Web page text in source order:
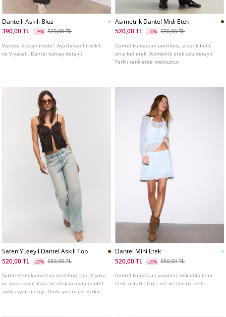
Dantelli Askılı Bluz
390,00 TL
-25% 520,00 TL
Vücuda oturan model. Ayarlanabilir askılı
ve V yakalı. Dantel kumaş detaylı.
Asimetrik Dantel Midi Etek
520,00 TL
-20% 650,00 TL
Dantel kumaştan üretilmiş, elastik belli,
orta bel etek. Asimetrik etek ucu detaylı.
Farklı renklerde mevcuttur.
Saten Yuzeyli Dantel Askılı Top
520,00 TL
-20% 650,00 TL
Saten etkili kumaştan üretilmiş top. V yaka
ve ince askılı. Yaka ve etek ucunda dantel
aplikasyon detayı. Önde yırtmaçlı. Farklı
Dantel Mini Etek
520,00 TL
-20% 650,00 TL
Dantel kumaştan yapılmış dökümlü mini
etek, astarlı. Orta bel ve elastik belli.